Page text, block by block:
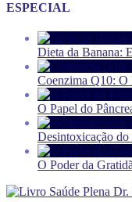
ESPECIAL
Dieta da Banana:
Coenzima Q10: O
O Papel do
Desintoxicação do
O Poder da